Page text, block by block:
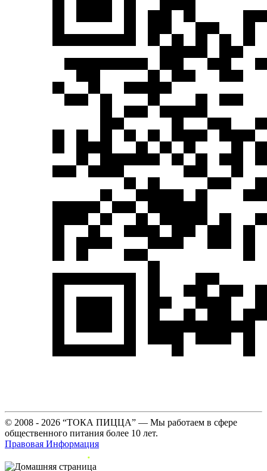
© 2008 - 2026 “ТОКА ПИЦЦА” — Мы работаем в сфере
общественного питания более 10 лет.
Правовая Информация